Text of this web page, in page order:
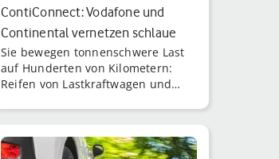
ContiConnect: Vodafone und
Continental vernetzen schlaue
Reifen
Sie bewegen tonnenschwere Last
auf Hunderten von Kilometern:
Reifen von Lastkraftwagen und